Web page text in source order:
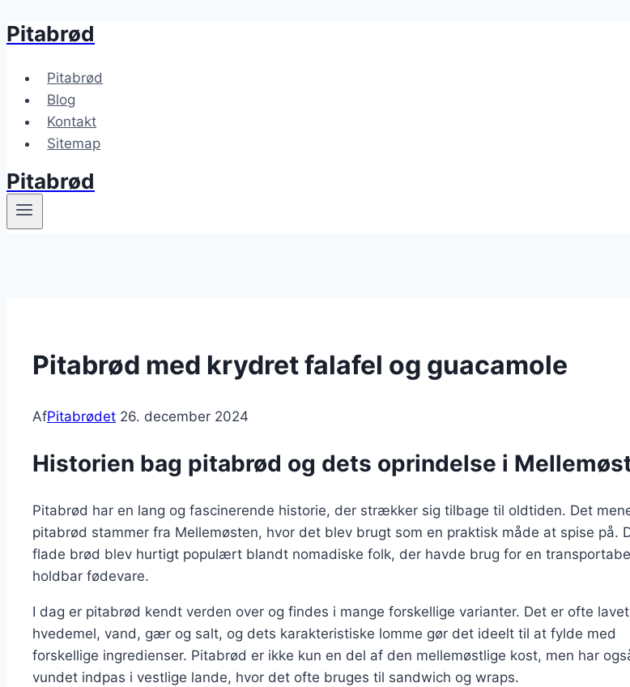
Fortsæt
indhold
Pitabrød
Pitabrød
Blog
Kontakt
Sitemap
Pitabrød
Pitabrød med krydret falafel og guacamole
AfPitabrødet 26. december 2024
Historien bag pitabrød og dets oprindelse i
Pitabrød har en lang og fascinerende historie, der strækker sig tilbage til oldtiden. Det
pitabrød stammer fra Mellemøsten, hvor det blev brugt som en praktisk måde at spise på.
flade brød blev hurtigt populært blandt nomadiske folk, der havde brug for en
holdbar fødevare.
I dag er pitabrød kendt verden over og findes i mange forskellige varianter. Det er ofte
hvedemel, vand, gær og salt, og dets karakteristiske lomme gør det ideelt til at fylde med
forskellige ingredienser. Pitabrød er ikke kun en del af den mellemøstlige kost, men har
vundet indpas i vestlige lande, hvor det ofte bruges til sandwich og wraps.